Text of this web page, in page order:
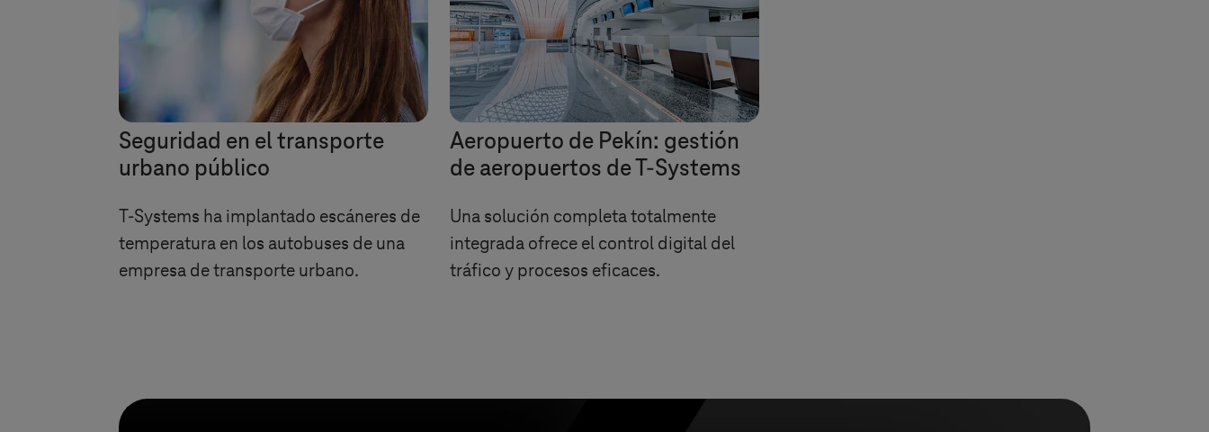
Seguridad en el transporte
urbano público
T-Systems ha implantado escáneres de
temperatura en los autobuses de una
empresa de transporte urbano.
Aeropuerto de Pekín: gestión
de aeropuertos deT-Systems
Una solución completa totalmente
integrada ofrece el control digital del
tráfico y procesos eficaces.